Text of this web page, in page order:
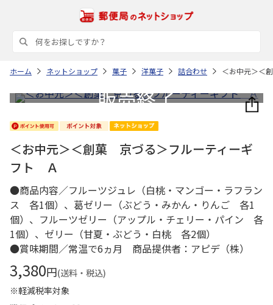
ホーム ネットショップ 菓子 洋菓子 詰合わせ ＜お中元＞＜
＜お中元＞＜創菓 京づる＞フルーティーギ
フト Ａ
●商品内容／フルーツジュレ（白桃・マンゴー・ラフラン
ス 各1個）、葛ゼリー（ぶどう・みかん・りんご 各1
個）、フルーツゼリー（アップル・チェリー・パイン 各
1個）、ゼリー（甘夏・ぶどう・白桃 各2個）
●賞味期間／常温で6ヵ月 商品提供者：アピデ（株）
3,380円(送料・税込)
※軽減税率対象